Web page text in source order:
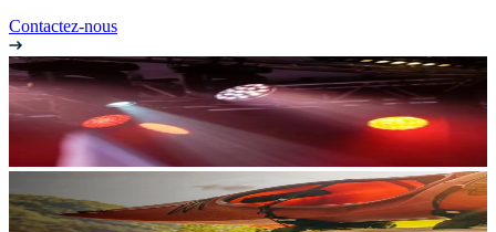
Contactez-nous